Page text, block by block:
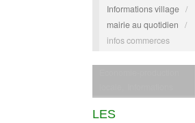
Informations village /
mairie au quotidien /
infos commerces
LES
village,infos
commerces